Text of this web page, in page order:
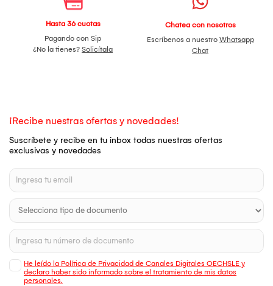
Hasta 36 cuotas
Pagando con Sip
¿No la tienes? Solicítala
Chatea con nosotros
Escríbenos a nuestro Whatsapp
Chat
¡Recibe nuestras ofertas y novedades!
Suscríbete y recibe en tu inbox todas nuestras ofertas
exclusivas y novedades
He leído la Política de Privacidad de Canales Digitales OECHSLE y
declaro haber sido informado sobre el tratamiento de mis datos
personales.